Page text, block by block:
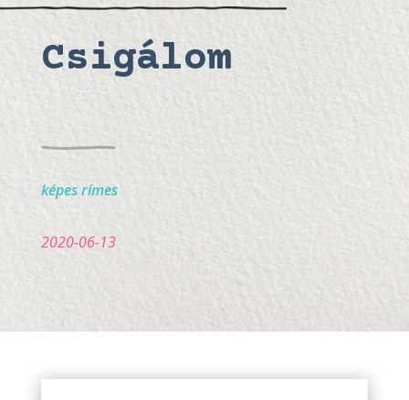
Csigálom
képes rímes
2020-06-13